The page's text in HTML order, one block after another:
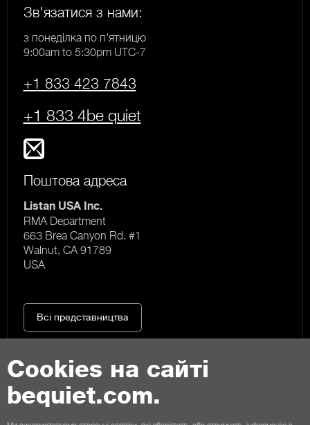
Cookies на сайті
bequiet.com.
Зв'язатися з нами:
з понеділка по п'ятницю
9:00am to 5:30pm UTC-7
+1 833 423 7843
+1 833 4be quiet
Поштова адреса
Listan USA Inc.
RMA Department
663 Brea Canyon Rd. #1
Walnut, CA 91789
USA
Всі представництва
Контакти